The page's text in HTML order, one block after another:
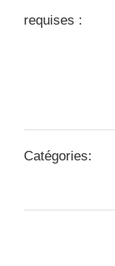
requises :
Catégories: